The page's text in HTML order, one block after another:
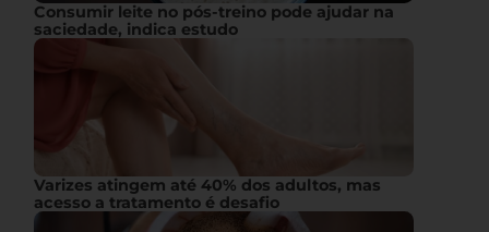
Consumir leite no pós-treino pode ajudar na
saciedade, indica estudo
Varizes atingem até 40% dos adultos, mas
acesso a tratamento é desafio